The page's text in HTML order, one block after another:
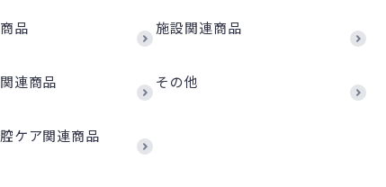
品
連商品
ケア関連商品
施設関連商品
その他